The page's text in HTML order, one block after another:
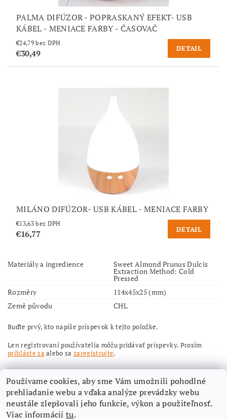
PALMA DIFÚZOR - POPRASKANÝ EFEKT- USB
KÁBEL - MENIACE FARBY - ČASOVAČ
€24,79 bez DPH
€30,49 DETAIL
MILÁNO DIFÚZOR- USB KÁBEL - MENIACE FARBY
€13,63 bez DPH
€16,77 DETAIL
Materiály a ingredience Sweet Almond Prunus Dulcis
Extraction Method: Cold
Pressed
Rozměry
114x45x25 (mm)
Země původu
CHL
Buďte prvý, kto napíše príspevok k tejto položke.
Len registrovaní používatelia môžu pridávať príspevky. Prosím
prihláste saalebo sazaregistrujte.
Používame cookies, aby sme Vám umožnili pohodlné
prehliadanie webu a vďaka analýze prevádzky webu
neustále zlepšovali jeho funkcie, výkon a použiteľnosť.
Viac informáciítu.